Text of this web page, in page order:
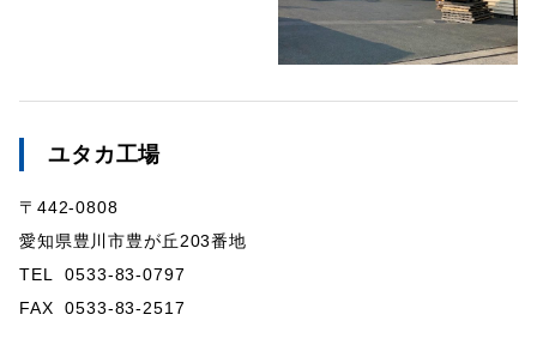
ユタカ工場
〒442-0808
愛知県豊川市豊が丘203番地
TEL 0533-83-0797
FAX 0533-83-2517